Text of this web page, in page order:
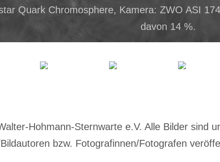
Quark Chromosphere, Kamera: ZWO ASI
davon 14 %.
Hohmann-Sternwarte e.V. Alle Bilder sind
bzw. Fotografinnen/Fotografen